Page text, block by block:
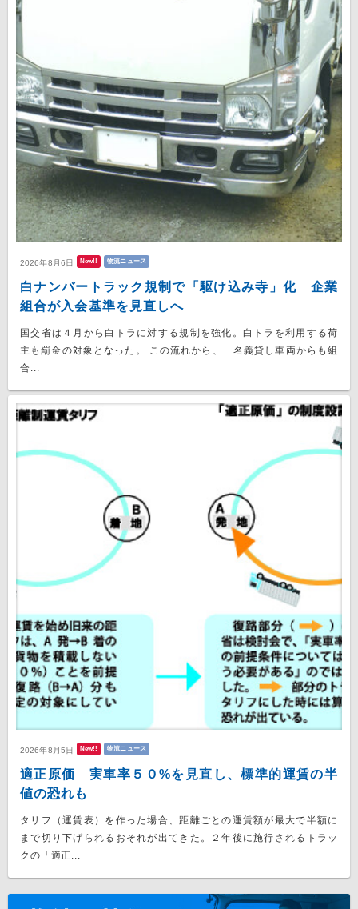
2026年8月6日 New!! 物流ニュース
白ナンバートラック規制で「駆け込み寺」化 企業
組合が入会基準を見直しへ
国交省は４月から白トラに対する規制を強化。白トラを利用する荷
主も罰金の対象となった。 この流れから、「名義貸し車両からも組
合...
2026年8月5日 New!! 物流ニュース
適正原価 実車率５０%を見直し、標準的運賃の半
値の恐れも
タリフ（運賃表）を作った場合、距離ごとの運賃額が最大で半額に
まで切り下げられるおそれが出てきた。２年後に施行されるトラッ
クの「適正...